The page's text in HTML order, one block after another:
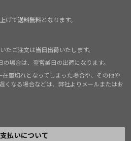
げで送料無料となります。
たご注文は当日出荷いたします。
場合は、翌営業日の出荷になります。
庫切れとなってしまった場合や、その他や
くなる場合などは、弊社よりメールまたはお
払いについて